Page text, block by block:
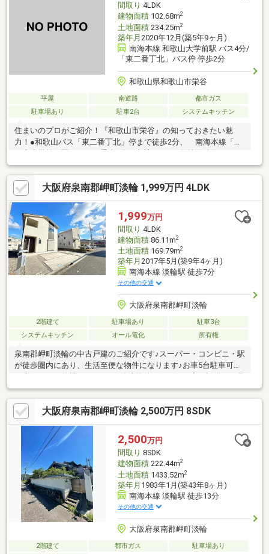
間取り 4LDK
建物面積102.68m2
土地面積234.25m2
築年月 2020年12月(築5年9ヶ月)
南海本線 和歌山大学前駅 バス4分/
「東二番丁北」バス停 停歩2分
和歌山県和歌山市栄谷
平屋 南道路
都市ガス
駐車場あり
駐車2台 システムキッチン
住まいのプロがご紹介！『和歌山市栄谷』の知っておきたい魅
力！●和歌山バス「東二番丁北」停まで徒歩2分、 南海本線「和
坪！●2020年12月築の「4LDK」。●LDKは、隣接する和室と一体
利用が可能です。●キッチンは、カウンター付きの対面式。●和
室・各洋室・ホールに、WICを含む収納スペース有。●テラスは南
向きです。●カースペースが2台分設けられています。●第一種低
層住居専用地域内です。●周辺環境・和歌山市立藤戸台小学校：
徒歩7分(約550m)・イオンスタイル和歌山：徒歩9分(約700m)
大阪府泉南郡岬町淡輪 1,999万円 4LDK
1,999万円
間取り 4LDK
建物面積86.11m2
土地面積169.79m2
築年月 2017年5月(築9年4ヶ月)
南海本線 淡輪駅 徒歩7分
その他の交通
大阪府泉南郡岬町淡輪
2階建て 駐車場あり
駐車3台
システムキッチン
オール電化 所有権
泉南郡岬町淡輪の中古戸建のご紹介です♪スーパー・コンビニ・駅
が徒歩圏内にあり、生活至便な物件になります♪お車5台駐車可能
合が無く、入居後すぐに使用可能となっております♪大変きれいに
ご使用されてます♪是非お問い合わせお待ちしております。***令
和8年度固定資産税額：88132円
大阪府泉南郡岬町淡輪 2,500万円 8SDK
2,500万円
間取り 8SDK
建物面積222.44m2
土地面積1433.52m2
築年月 1983年1月(築43年8ヶ月)
南海本線 淡輪駅 徒歩13分
その他の交通
大阪府泉南郡岬町淡輪
2階建て 都市ガス
駐車場あり